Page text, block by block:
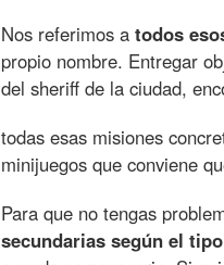
Nos referimos a todos
propio nombre. Entregar
del sheriff de la ciudad,
todas esas misiones
minijuegos que conviene
Para que no tengas
secundarias según el